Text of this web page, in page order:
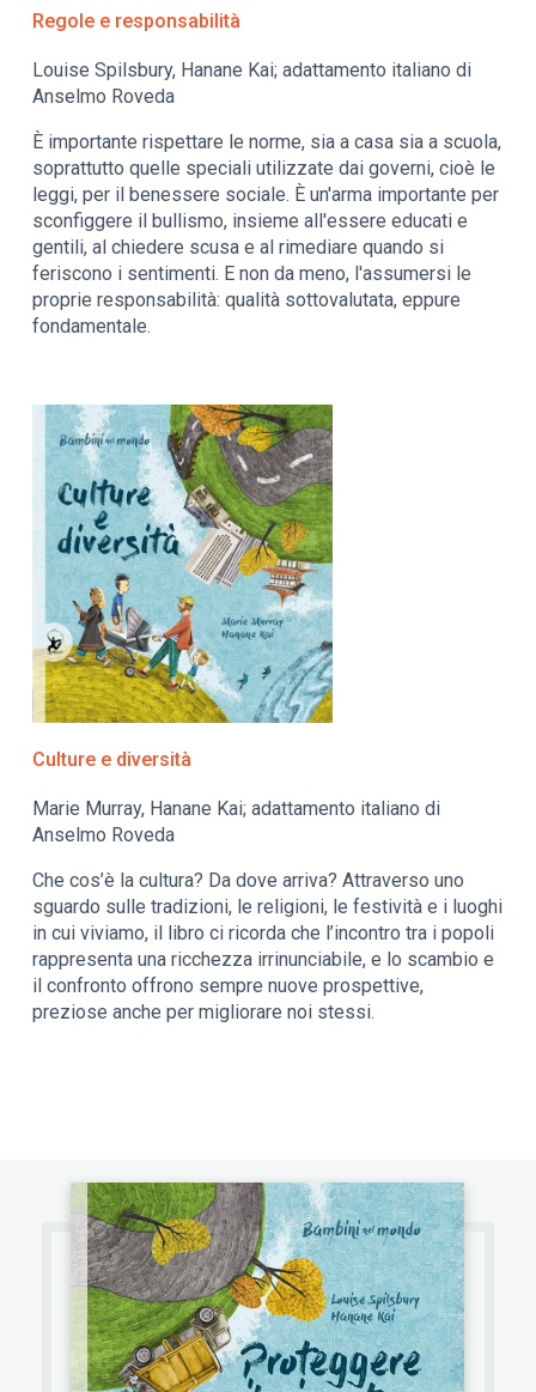
Regole e responsabilità
Louise Spilsbury, Hanane Kai; adattamento italiano di
Anselmo Roveda
È importante rispettare le norme, sia a casa sia a scuola,
soprattutto quelle speciali utilizzate dai governi, cioè le
leggi, per il benessere sociale. È un'arma importante per
sconfiggere il bullismo, insieme all'essere educati e
gentili, al chiedere scusa e al rimediare quando si
feriscono i sentimenti. E non da meno, l'assumersi le
proprie responsabilità: qualità sottovalutata, eppure
fondamentale.
Culture e diversità
Marie Murray, Hanane Kai; adattamento italiano di
Anselmo Roveda
Che cos’è la cultura? Da dove arriva? Attraverso uno
sguardo sulle tradizioni, le religioni, le festività e i luoghi
in cui viviamo, il libro ci ricorda che l’incontro tra i popoli
rappresenta una ricchezza irrinunciabile, e lo scambio e
il confronto offrono sempre nuove prospettive,
preziose anche per migliorare noi stessi.